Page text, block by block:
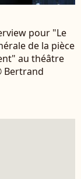
pour "Le
de la pièce
au théâtre
Bertrand